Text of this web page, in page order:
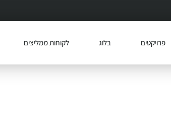
פרויקטים בלוג לקוחות ממליצים